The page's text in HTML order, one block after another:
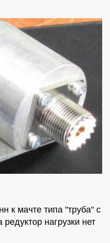
к мачте типа "труба" с
нагрузки нет